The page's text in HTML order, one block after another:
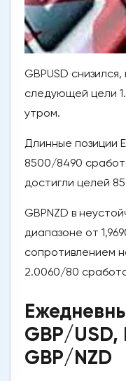
GBPUSD
следующей цели
утром.
Длинные позиции
8500/8490
достигли целей
GBPNZD в
диапазоне от
сопротивлением
2.0060/80
GBP/USD,
GBP/NZD